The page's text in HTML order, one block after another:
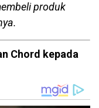
produk
Chord kepada